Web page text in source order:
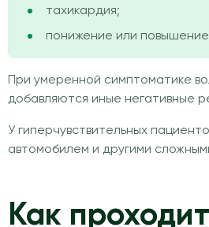
тахикардия;
понижение или
При умеренной симптоматике
добавляются иные негативные
У гиперчувствительных
автомобилем и другими
Как